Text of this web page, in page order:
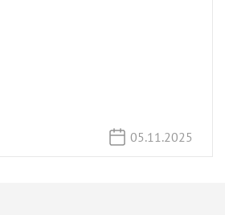
05.11.2025